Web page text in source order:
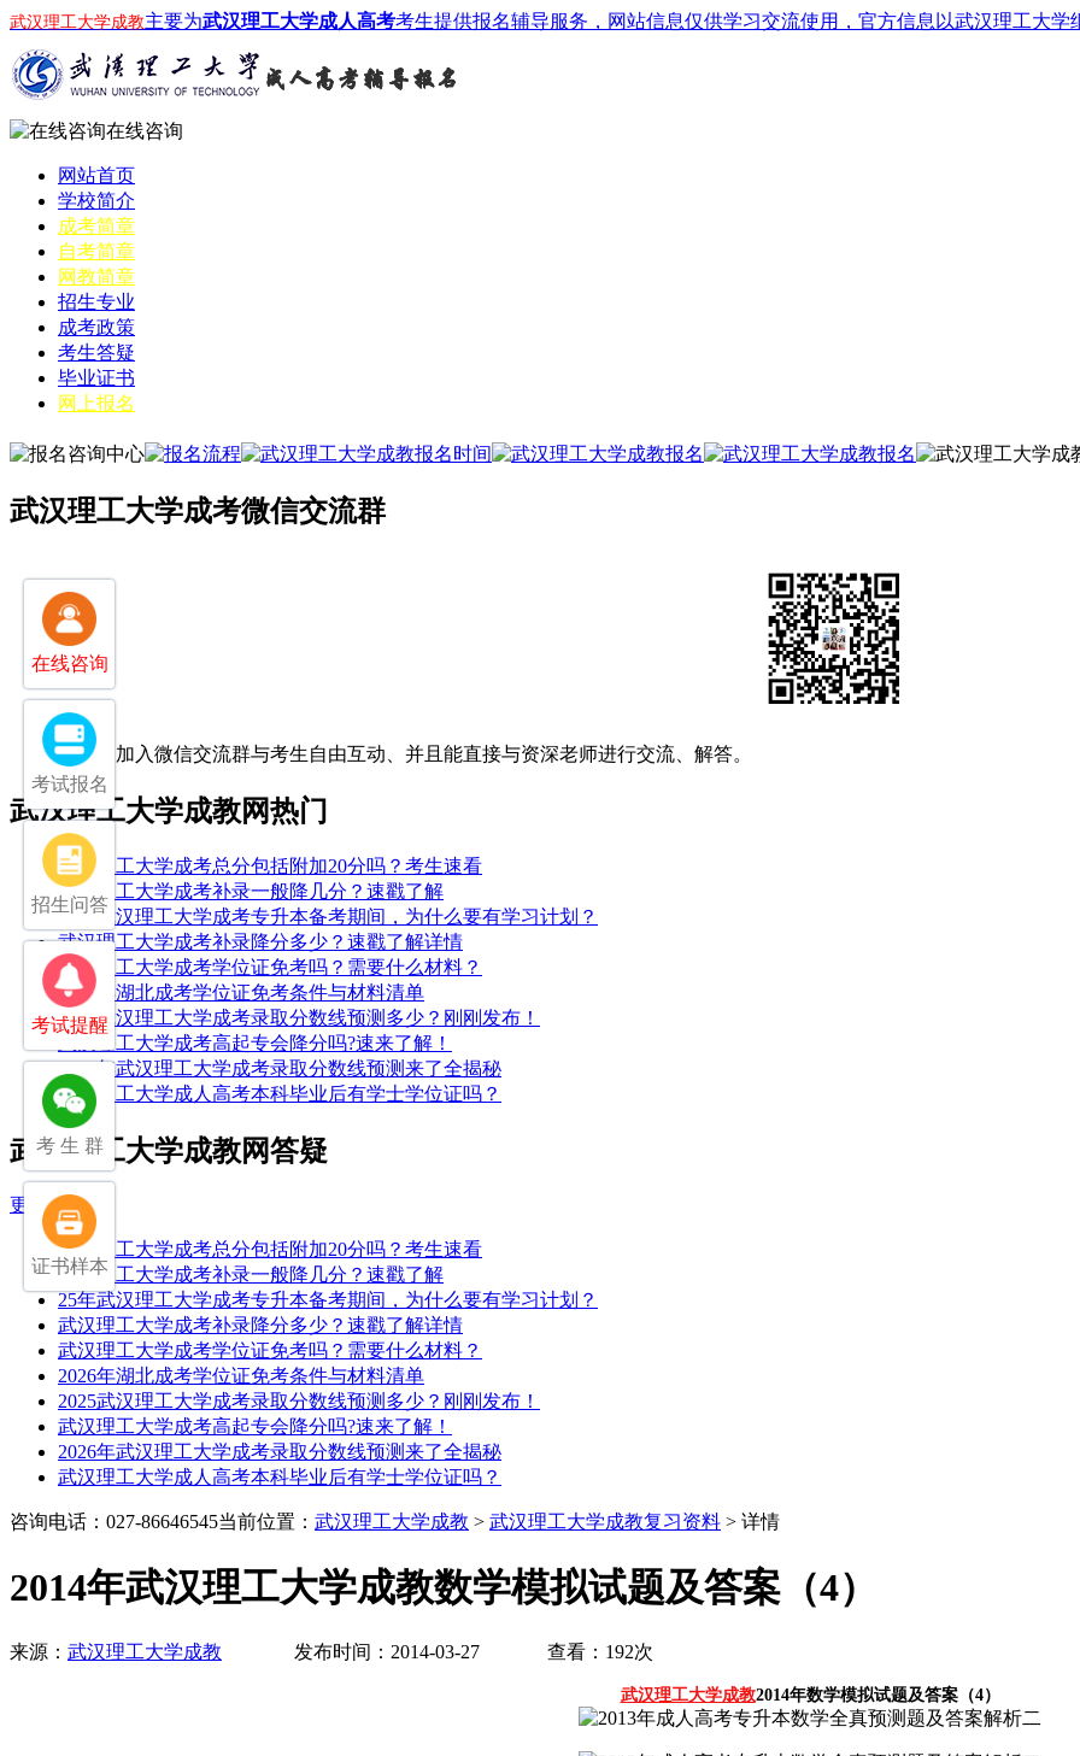
武汉理工大学成教主要为武汉理工大学成人高考考生提供报名辅导服务，网站信息仅供学习交流使用，官方信息以武汉理工大学
在线咨询
网站首页
学校简介
成考简章
自考简章
网教简章
招生专业
成考政策
考生答疑
毕业证书
网上报名
武汉理工大学成考微信交流群
扫一扫加入微信交流群与考生自由互动、并且能直接与资深老师进行交流、解答。
武汉理工大学成教网热门
武汉理工大学成考总分包括附加20分吗？考生速看
武汉理工大学成考补录一般降几分？速戳了解
25年武汉理工大学成考专升本备考期间，为什么要有学习计划？
武汉理工大学成考补录降分多少？速戳了解详情
武汉理工大学成考学位证免考吗？需要什么材料？
2026年湖北成考学位证免考条件与材料清单
2025武汉理工大学成考录取分数线预测多少？刚刚发布！
武汉理工大学成考高起专会降分吗?速来了解！
2026年武汉理工大学成考录取分数线预测来了全揭秘
武汉理工大学成人高考本科毕业后有学士学位证吗？
武汉理工大学成教网答疑
更多>>
武汉理工大学成考总分包括附加20分吗？考生速看
武汉理工大学成考补录一般降几分？速戳了解
25年武汉理工大学成考专升本备考期间，为什么要有学习计划？
武汉理工大学成考补录降分多少？速戳了解详情
武汉理工大学成考学位证免考吗？需要什么材料？
2026年湖北成考学位证免考条件与材料清单
2025武汉理工大学成考录取分数线预测多少？刚刚发布！
武汉理工大学成考高起专会降分吗?速来了解！
2026年武汉理工大学成考录取分数线预测来了全揭秘
武汉理工大学成人高考本科毕业后有学士学位证吗？
咨询电话：027-86646545当前位置： 武汉理工大学成教 > 武汉理工大学成教复习资料 > 详情
2014年武汉理工大学成教数学模拟试题及答案（4）
来源： 武汉理工大学成教 发布时间：2014-03-27 查看：192次
武汉理工大学成教2014年数学模拟试题及答案（4）
在线咨询
考试报名
招生问答
考试提醒
考 生 群
证书样本